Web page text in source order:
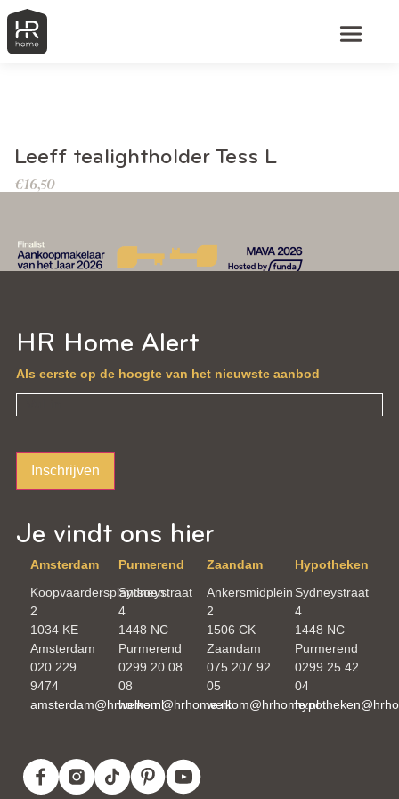
BEKIJK DIT PRODUCT
Leeff tealightholder Tess L
€16,50
Je vindt ons hier
Amsterdam
Koopvaardersplantsoen
2
1034 KE
Amsterdam
020 229
9474
amsterdam@hrhome.nl
Purmerend
Sydneystraat
4
1448 NC
Purmerend
0299 20 08
08
welkom@hrhome.nl
Zaandam
Ankersmidplein
2
1506 CK
Zaandam
075 207 92
05
welkom@hrhome.nl
Hypotheken
Sydneystraat
4
1448 NC
Purmerend
0299 25 42
04
HR Home Alert
Als eerste op de hoogte van het nieuwste aanbod
Inschrijven